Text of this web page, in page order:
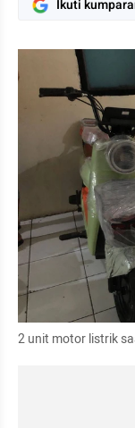
Ikuti
2 unit motor listrik